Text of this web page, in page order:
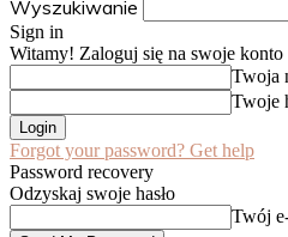
Wyszukiwanie
Sign in
Witamy! Zaloguj się na swoje konto
Twoja
Twoje
Forgot your password? Get help
Password recovery
Odzyskaj swoje hasło
Twój